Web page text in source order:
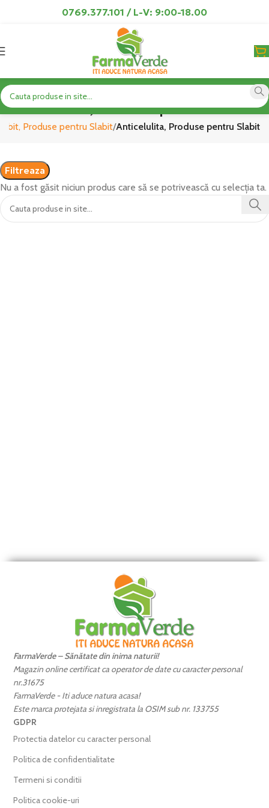
0769.377.101 / L-V: 9:00-18.00
Anticelulita, Produse pentru Slabit
Produse pentru Slabit Anticelulita, Produse pentru Slabit
Filtreaza
Nu a fost găsit niciun produs care să se potrivească cu selecția ta.
FarmaVerde – Sănătate din inima naturii!
Magazin online certificat ca operator de date cu caracter personal
nr.31675
FarmaVerde - Iti aduce natura acasa!
Este marca protejata si inregistrata la OSIM sub nr. 133755
GDPR
Protectia datelor cu caracter personal
Politica de confidentialitate
Termeni si conditii
Politica cookie-uri